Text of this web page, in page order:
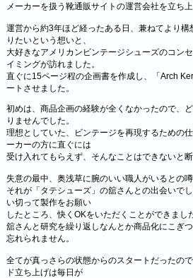
メーカーを扱う靴通販サイトの運営会社を立ち上
運営から約3年ほど経ったある日、兼ねてより
りたいという想いと、
大好きなアメリカンビンテージシューズのコン
イミングが訪れました。
直ぐに15ページ程の企画書を作成し、「Arch
ートさせました。
初めは、商品企画の経験が全くなかったので、
りませんでした。
理想としていた、ビンテージを再現するための
ーカーの方に直ぐには
受け入れてもらえず、そんなことはできないと
失意の最中、奥浅草に腕のいい職人がいるとの噂
それが「タテシューズ」の舘さんとの出会いで
い切って製作をお願い
したところ、快くOKをいただくことができまし
舘さんと研究を繰り返しなんとか商品化にこぎ
忘れられません。
全てが真っさらの状態からのスタートだったの
ド立ち上げは毎日が